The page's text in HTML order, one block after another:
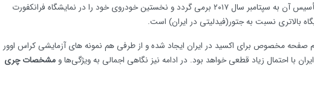
اکسید (Exeed) برند لوکس و زیرمجموعه چری می‌باشد که تأسیس آن به سپتامبر سال ۲۰۱۷ برمی گردد و نخستین خودروی خود را در نمایشگاه فرانکفورت
صفحه مخصوص برای اکسید در ایران ایجاد شده و از طرفی هم نمونه‌ های آزمایشی کراس اوور
مشخصات چری